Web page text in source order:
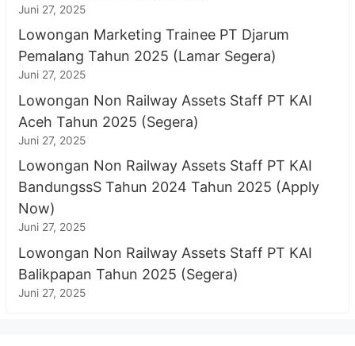
Juni 27, 2025
Lowongan Marketing Trainee PT Djarum
Pemalang Tahun 2025 (Lamar Segera)
Juni 27, 2025
Lowongan Non Railway Assets Staff PT KAI
Aceh Tahun 2025 (Segera)
Juni 27, 2025
Lowongan Non Railway Assets Staff PT KAI
BandungssS Tahun 2024 Tahun 2025 (Apply
Now)
Juni 27, 2025
Lowongan Non Railway Assets Staff PT KAI
Balikpapan Tahun 2025 (Segera)
Juni 27, 2025